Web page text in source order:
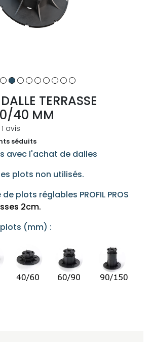
TERRASSE
40 MM
1 avis
séduits
avec l'achat de dalles
plots non utilisés.
plots réglables PROFIL PROS
2cm.
(mm) :